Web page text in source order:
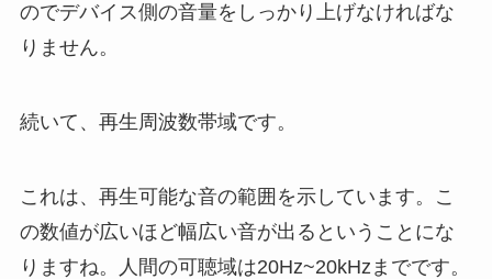
のでデバイス側の音量をしっかり上げなければな
りません。
続いて、再生周波数帯域です。
これは、再生可能な音の範囲を示しています。こ
の数値が広いほど幅広い音が出るということにな
りますね。人間の可聴域は20Hz~20kHzまでです。